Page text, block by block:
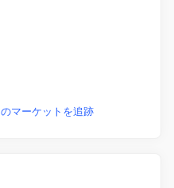
マーケットを追跡